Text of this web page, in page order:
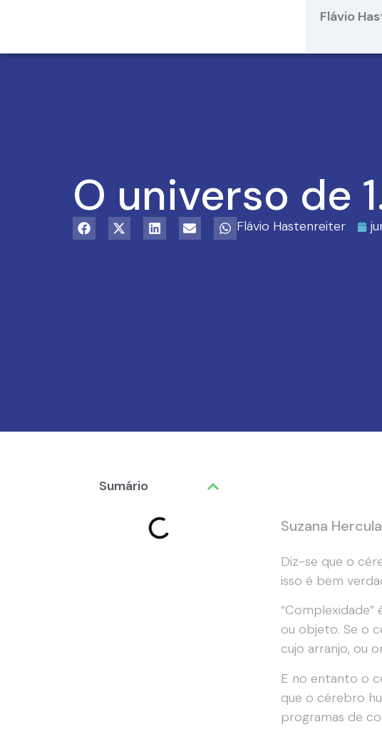
Flávio
O universo de
Flávio Hastenreiter
Sumário
Suzana
Diz-se que o
isso é bem
ou objeto. Se o
cujo arranjo, ou
E no entanto o
que o cérebro
programas de